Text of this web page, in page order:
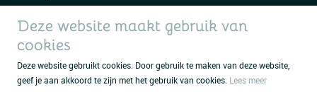
Deze website maakt gebruik van
cookies
Deze website gebruikt cookies. Door gebruik te maken van deze website,
geef je aan akkoord te zijn met het gebruik van cookies. Lees meer